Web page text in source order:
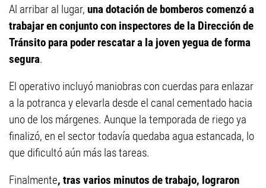
Al arribar al lugar, una dotación de bomberos comenzó a
trabajar en conjunto con inspectores de la Dirección de
Tránsito para poder rescatar a la joven yegua de forma
segura.
El operativo incluyó maniobras con cuerdas para enlazar
a la potranca y elevarla desde el canal cementado hacia
uno de los márgenes. Aunque la temporada de riego ya
finalizó, en el sector todavía quedaba agua estancada, lo
que dificultó aún más las tareas.
Finalmente, tras varios minutos de trabajo, lograron